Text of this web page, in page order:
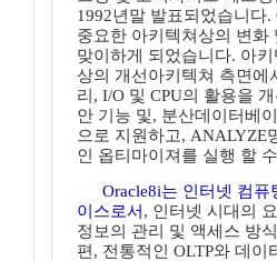
1992년말 발표되었습니다.
중요한 아키텍쳐상의 변화
맞이하게 되었습니다. 아키
상의 개선아키텍쳐 측면에
리, I/O 및 CPU의 활용을
안 기능 및, 분산데이터베
으로 지원하고, ANALYZE
인 옵티마이져를 실행 할
Oracle8i는 인터넷 컴퓨
이스로서 , 인터넷 시대의
정보의 관리 및 액세스 방
편, 전통적인 OLTP와 데이